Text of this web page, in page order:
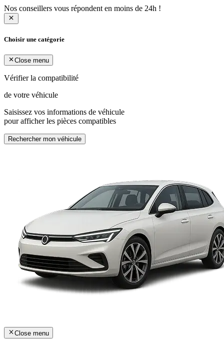
Nos conseillers vous répondent en moins de 24h !
Choisir une catégorie
Close menu
Vérifier la compatibilité
de votre véhicule
Saisissez vos informations de véhicule
pour afficher les pièces compatibles
Rechercher mon véhicule
Close menu